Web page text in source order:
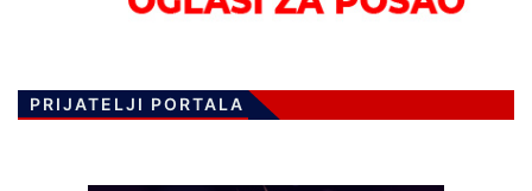
PRIJATELJI PORTALA